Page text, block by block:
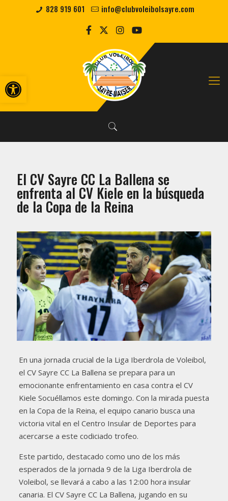
Abrir barra de herramientas
828 919 601 info@clubvoleibolsayre.com
El CV Sayre CC La Ballena se
enfrenta al CV Kiele en la búsqueda
de la Copa de la Reina
En una jornada crucial de la Liga Iberdrola de Voleibol,
el CV Sayre CC La Ballena se prepara para un
emocionante enfrentamiento en casa contra el CV
Kiele Socuéllamos este domingo. Con la mirada puesta
en la Copa de la Reina, el equipo canario busca una
victoria vital en el Centro Insular de Deportes para
acercarse a este codiciado trofeo.
Este partido, destacado como uno de los más
esperados de la jornada 9 de la Liga Iberdrola de
Voleibol, se llevará a cabo a las 12:00 hora insular
canaria. El CV Sayre CC La Ballena, jugando en su